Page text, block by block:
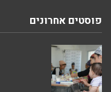
פוסטים אחרונים